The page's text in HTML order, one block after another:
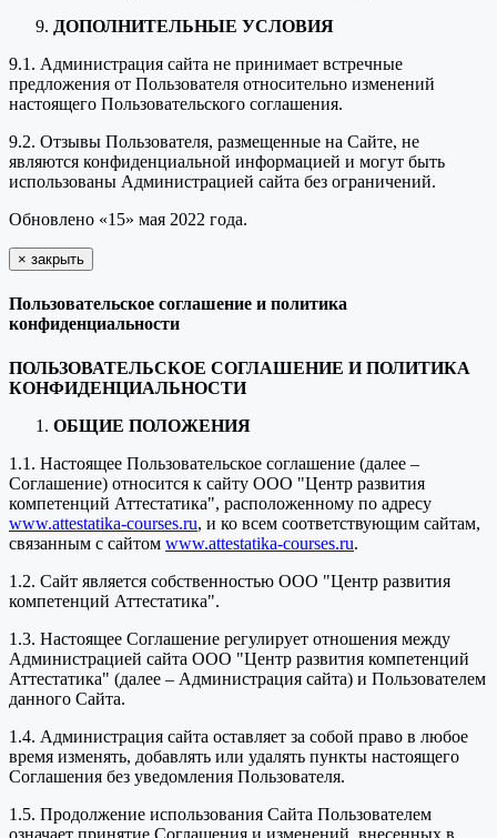
ДОПОЛНИТЕЛЬНЫЕ УСЛОВИЯ
9.1. Администрация сайта не принимает встречные
предложения от Пользователя относительно изменений
настоящего Пользовательского соглашения.
9.2. Отзывы Пользователя, размещенные на Сайте, не
являются конфиденциальной информацией и могут быть
использованы Администрацией сайта без ограничений.
Обновлено «15» мая 2022 года.
× закрыть
Пользовательское соглашение и политика
конфиденциальности
ПОЛЬЗОВАТЕЛЬСКОЕ СОГЛАШЕНИЕ И ПОЛИТИКА
КОНФИДЕНЦИАЛЬНОСТИ
ОБЩИЕ ПОЛОЖЕНИЯ
1.1. Настоящее Пользовательское соглашение (далее –
Соглашение) относится к сайту ООО "Центр развития
компетенций Аттестатика", расположенному по адресу
www.attestatika-courses.ru, и ко всем соответствующим сайтам,
связанным с сайтом www.attestatika-courses.ru.
1.2. Сайт является собственностью ООО "Центр развития
компетенций Аттестатика".
1.3. Настоящее Соглашение регулирует отношения между
Администрацией сайта ООО "Центр развития компетенций
Аттестатика" (далее – Администрация сайта) и Пользователем
данного Сайта.
1.4. Администрация сайта оставляет за собой право в любое
время изменять, добавлять или удалять пункты настоящего
Соглашения без уведомления Пользователя.
1.5. Продолжение использования Сайта Пользователем
означает принятие Соглашения и изменений, внесенных в